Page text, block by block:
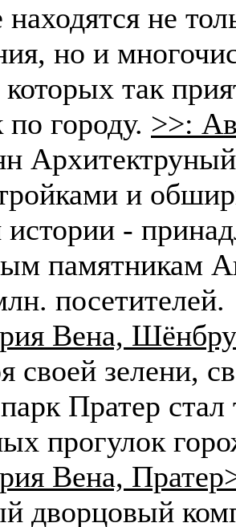
не
но и
которых так
по городу. >>:
и
истории -
памятникам
посетителей.
Вена,
своей зелени,
Пратер
прогулок
Вена,
дворцовый